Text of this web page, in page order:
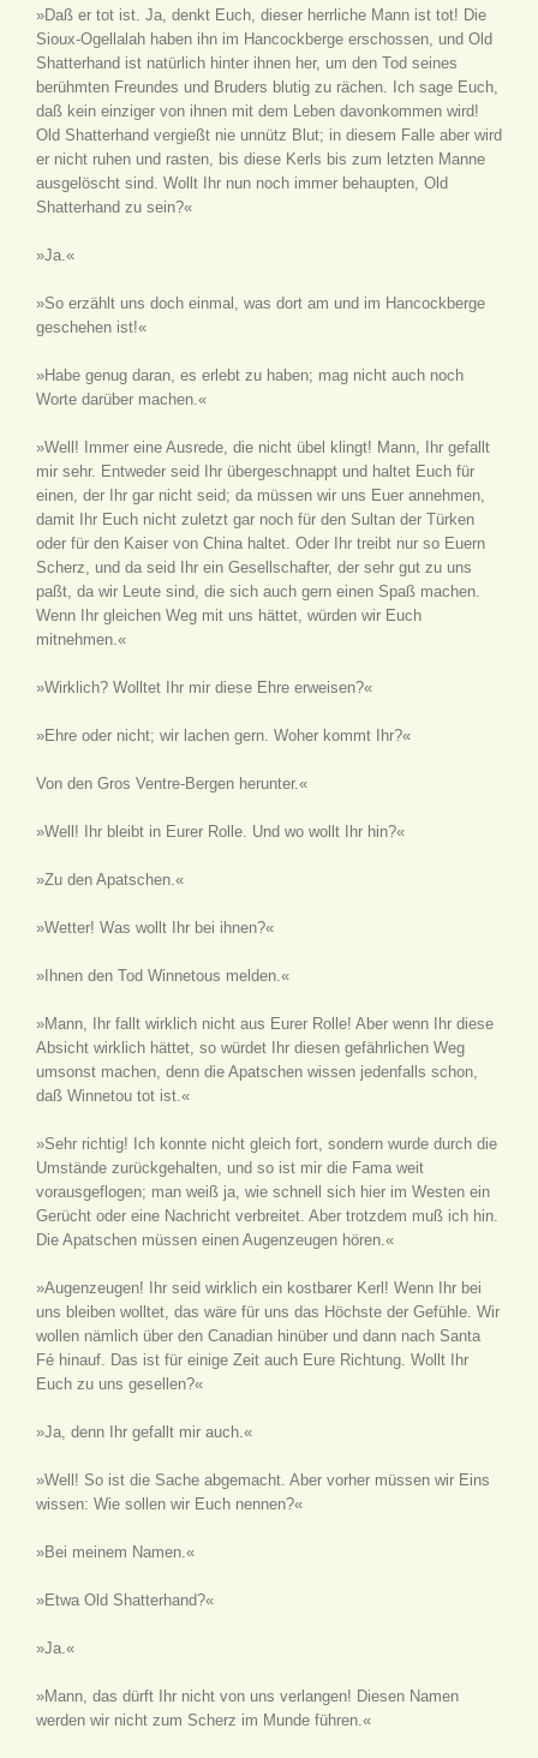
»Daß er tot ist. Ja, denkt Euch, dieser herrliche Mann ist tot! Die
Sioux-Ogellalah haben ihn im Hancockberge erschossen, und Old
Shatterhand ist natürlich hinter ihnen her, um den Tod seines
berühmten Freundes und Bruders blutig zu rächen. Ich sage Euch,
daß kein einziger von ihnen mit dem Leben davonkommen wird!
Old Shatterhand vergießt nie unnütz Blut; in diesem Falle aber wird
er nicht ruhen und rasten, bis diese Kerls bis zum letzten Manne
ausgelöscht sind. Wollt Ihr nun noch immer behaupten, Old
Shatterhand zu sein?«
»Ja.«
»So erzählt uns doch einmal, was dort am und im Hancockberge
geschehen ist!«
»Habe genug daran, es erlebt zu haben; mag nicht auch noch
Worte darüber machen.«
»Well! Immer eine Ausrede, die nicht übel klingt! Mann, Ihr gefallt
mir sehr. Entweder seid Ihr übergeschnappt und haltet Euch für
einen, der Ihr gar nicht seid; da müssen wir uns Euer annehmen,
damit Ihr Euch nicht zuletzt gar noch für den Sultan der Türken
oder für den Kaiser von China haltet. Oder Ihr treibt nur so Euern
Scherz, und da seid Ihr ein Gesellschafter, der sehr gut zu uns
paßt, da wir Leute sind, die sich auch gern einen Spaß machen.
Wenn Ihr gleichen Weg mit uns hättet, würden wir Euch
mitnehmen.«
»Wirklich? Wolltet Ihr mir diese Ehre erweisen?«
»Ehre oder nicht; wir lachen gern. Woher kommt Ihr?«
Von den Gros Ventre-Bergen herunter.«
»Well! Ihr bleibt in Eurer Rolle. Und wo wollt Ihr hin?«
»Zu den Apatschen.«
»Wetter! Was wollt Ihr bei ihnen?«
»Ihnen den Tod Winnetous melden.«
»Mann, Ihr fallt wirklich nicht aus Eurer Rolle! Aber wenn Ihr diese
Absicht wirklich hättet, so würdet Ihr diesen gefährlichen Weg
umsonst machen, denn die Apatschen wissen jedenfalls schon,
daß Winnetou tot ist.«
»Sehr richtig! Ich konnte nicht gleich fort, sondern wurde durch die
Umstände zurückgehalten, und so ist mir die Fama weit
vorausgeflogen; man weiß ja, wie schnell sich hier im Westen ein
Gerücht oder eine Nachricht verbreitet. Aber trotzdem muß ich hin.
Die Apatschen müssen einen Augenzeugen hören.«
»Augenzeugen! Ihr seid wirklich ein kostbarer Kerl! Wenn Ihr bei
uns bleiben wolltet, das wäre für uns das Höchste der Gefühle. Wir
wollen nämlich über den Canadian hinüber und dann nach Santa
Fé hinauf. Das ist für einige Zeit auch Eure Richtung. Wollt Ihr
Euch zu uns gesellen?«
»Ja, denn Ihr gefallt mir auch.«
»Well! So ist die Sache abgemacht. Aber vorher müssen wir Eins
wissen: Wie sollen wir Euch nennen?«
»Bei meinem Namen.«
»Etwa Old Shatterhand?«
»Ja.«
»Mann, das dürft Ihr nicht von uns verlangen! Diesen Namen
werden wir nicht zum Scherz im Munde führen.«